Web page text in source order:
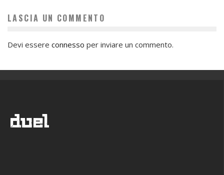
LASCIA UN COMMENTO
Devi essere connesso per inviare un commento.